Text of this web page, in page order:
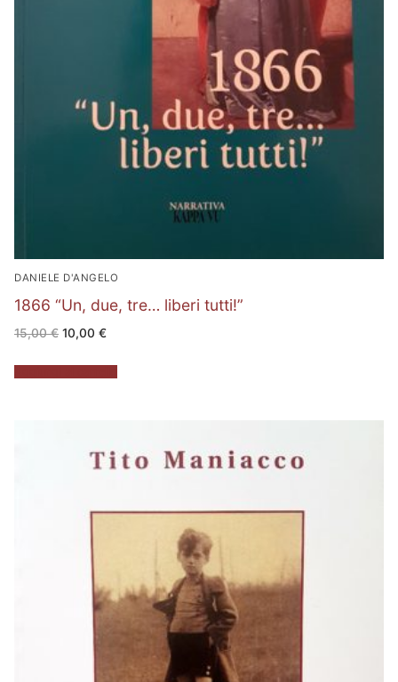
DANIELE D'ANGELO
1866 “Un, due, tre… liberi tutti!”
15,00€ Il
prezzo
era:
15,00 €.
10,00 €Il
è:
10,00 €.